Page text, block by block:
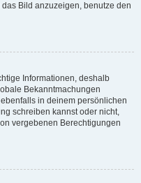
Bild anzuzeigen, benutze den
Informationen, deshalb
Bekanntmachungen
in deinem persönlichen
schreiben kannst oder nicht,
vergebenen Berechtigungen